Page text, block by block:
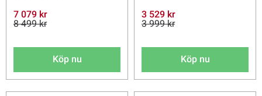
7 079 kr
8 499 kr
Köp nu
3 529 kr
3 999 kr
Köp nu